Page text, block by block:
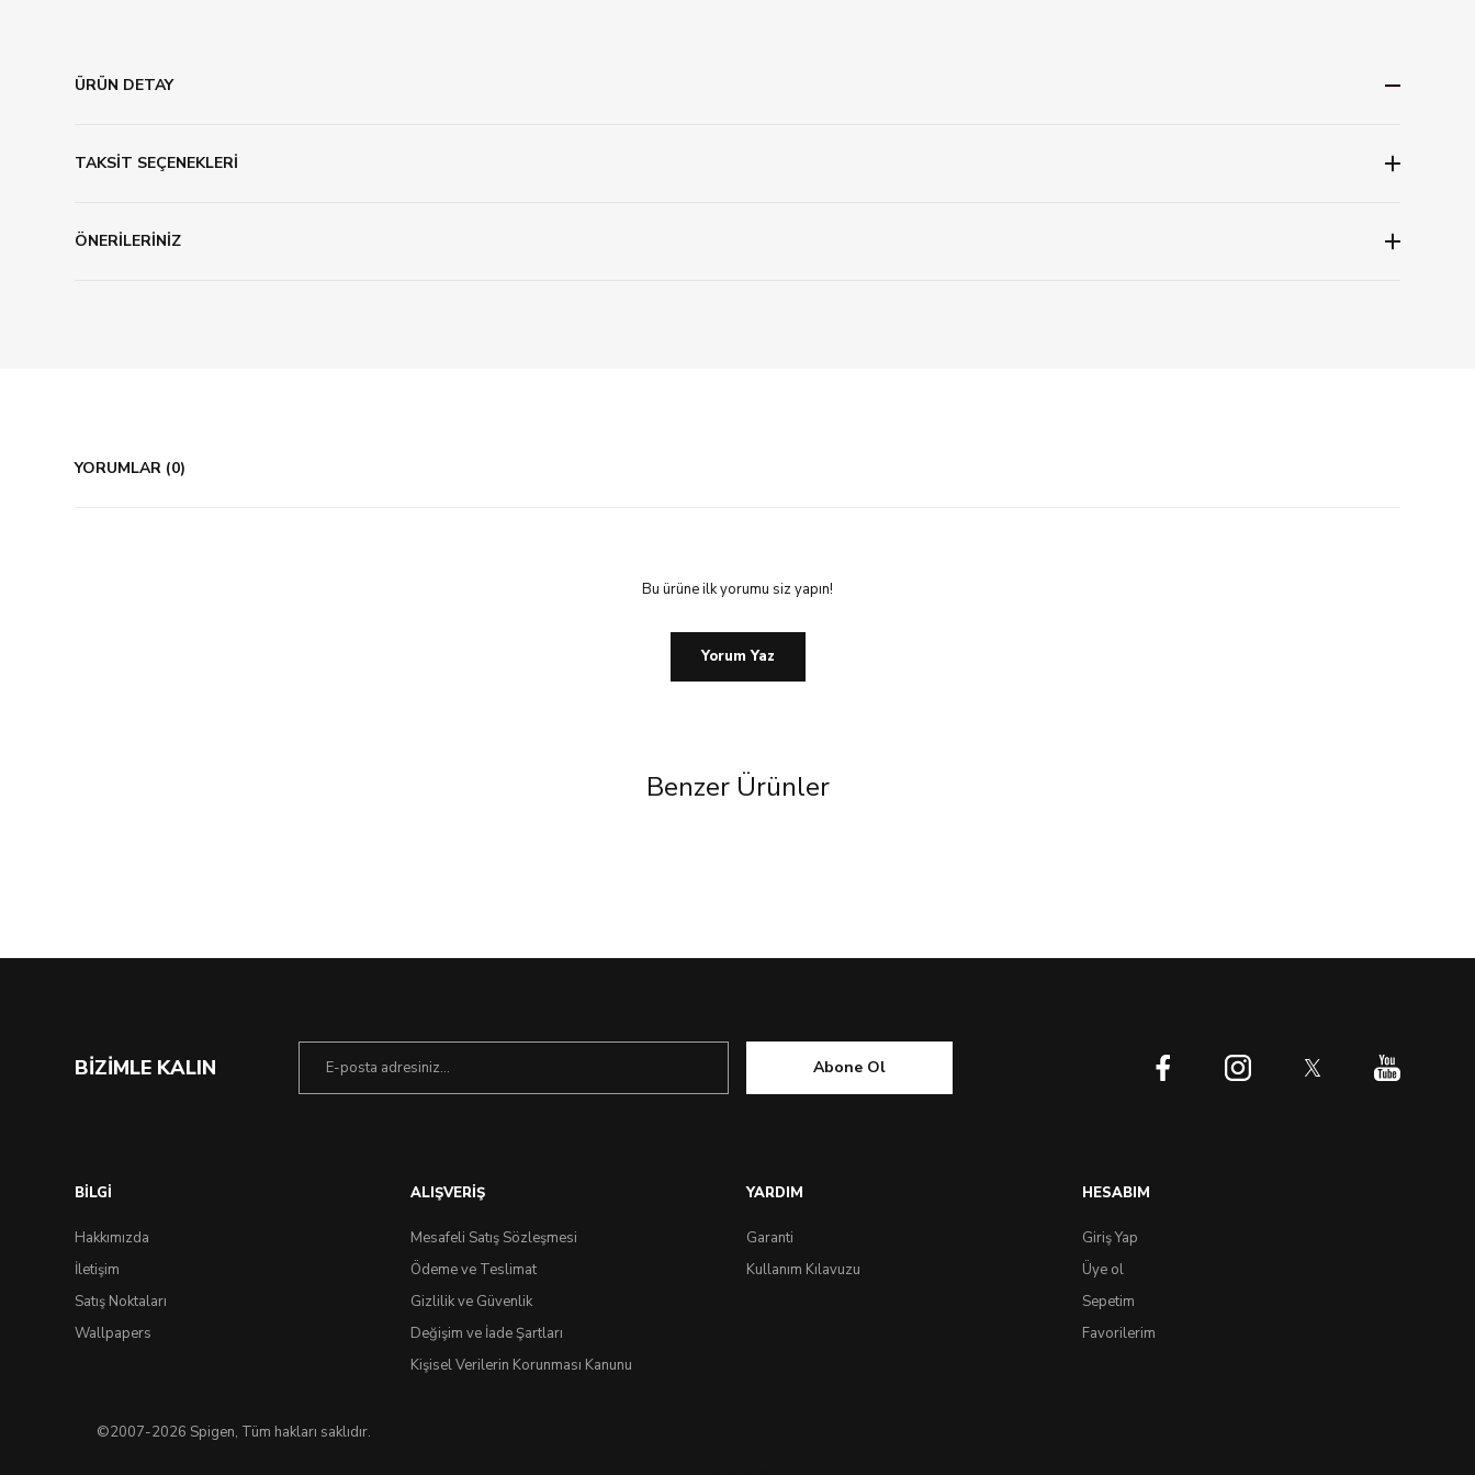
ÜRÜN DETAY
TAKSİT SEÇENEKLERİ
ÖNERİLERİNİZ
YORUMLAR (0)
Bu ürüne ilk yorumu siz yapın!
Yorum Yaz
Benzer Ürünler
BİZİMLE KALIN Abone Ol
BİLGİ
Hakkımızda
İletişim
Satış Noktaları
Wallpapers
ALIŞVERİŞ
Mesafeli Satış Sözleşmesi
Ödeme ve Teslimat
Gizlilik ve Güvenlik
Değişim ve İade Şartları
Kişisel Verilerin Korunması Kanunu
YARDIM
Garanti
Kullanım Kılavuzu
HESABIM
Giriş Yap
Üye ol
Sepetim
Favorilerim
©2007-2026 Spigen, Tüm hakları saklıdır.